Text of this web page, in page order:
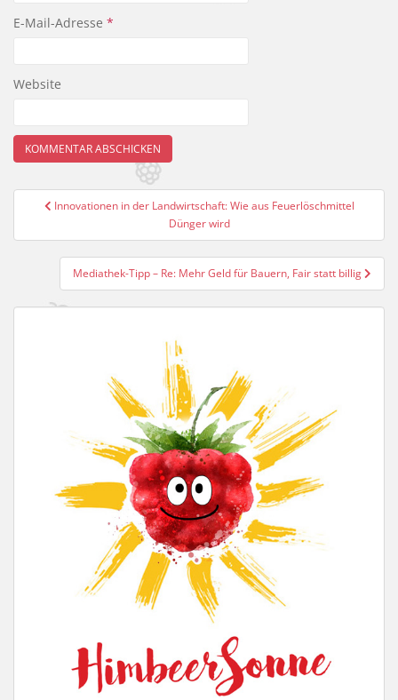
E-Mail-Adresse *
Website
Beitragsnavigation
Innovationen in der Landwirtschaft: Wie aus Feuerlöschmittel
Dünger wird
Mediathek-Tipp – Re: Mehr Geld für Bauern, Fair statt billig